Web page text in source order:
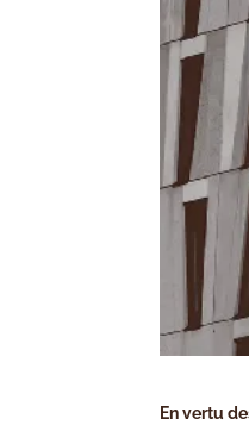
En vertu